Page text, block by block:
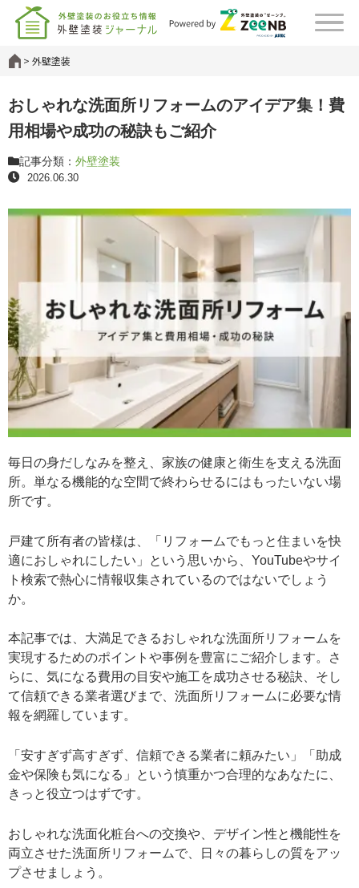
外壁塗装
おしゃれな洗面所リフォームのアイデア集！費
用相場や成功の秘訣もご紹介
記事分類： 外壁塗装
2026.06.30
毎日の身だしなみを整え、家族の健康と衛生を支える洗面
所。単なる機能的な空間で終わらせるにはもったいない場
所です。
戸建て所有者の皆様は、「リフォームでもっと住まいを快
適におしゃれにしたい」という思いから、YouTubeやサイ
ト検索で熱心に情報収集されているのではないでしょう
か。
本記事では、大満足できるおしゃれな洗面所リフォームを
実現するためのポイントや事例を豊富にご紹介します。さ
らに、気になる費用の目安や施工を成功させる秘訣、そし
て信頼できる業者選びまで、洗面所リフォームに必要な情
報を網羅しています。
「安すぎず高すぎず、信頼できる業者に頼みたい」「助成
金や保険も気になる」という慎重かつ合理的なあなたに、
きっと役立つはずです。
おしゃれな洗面化粧台への交換や、デザイン性と機能性を
両立させた洗面所リフォームで、日々の暮らしの質をアッ
プさせましょう。